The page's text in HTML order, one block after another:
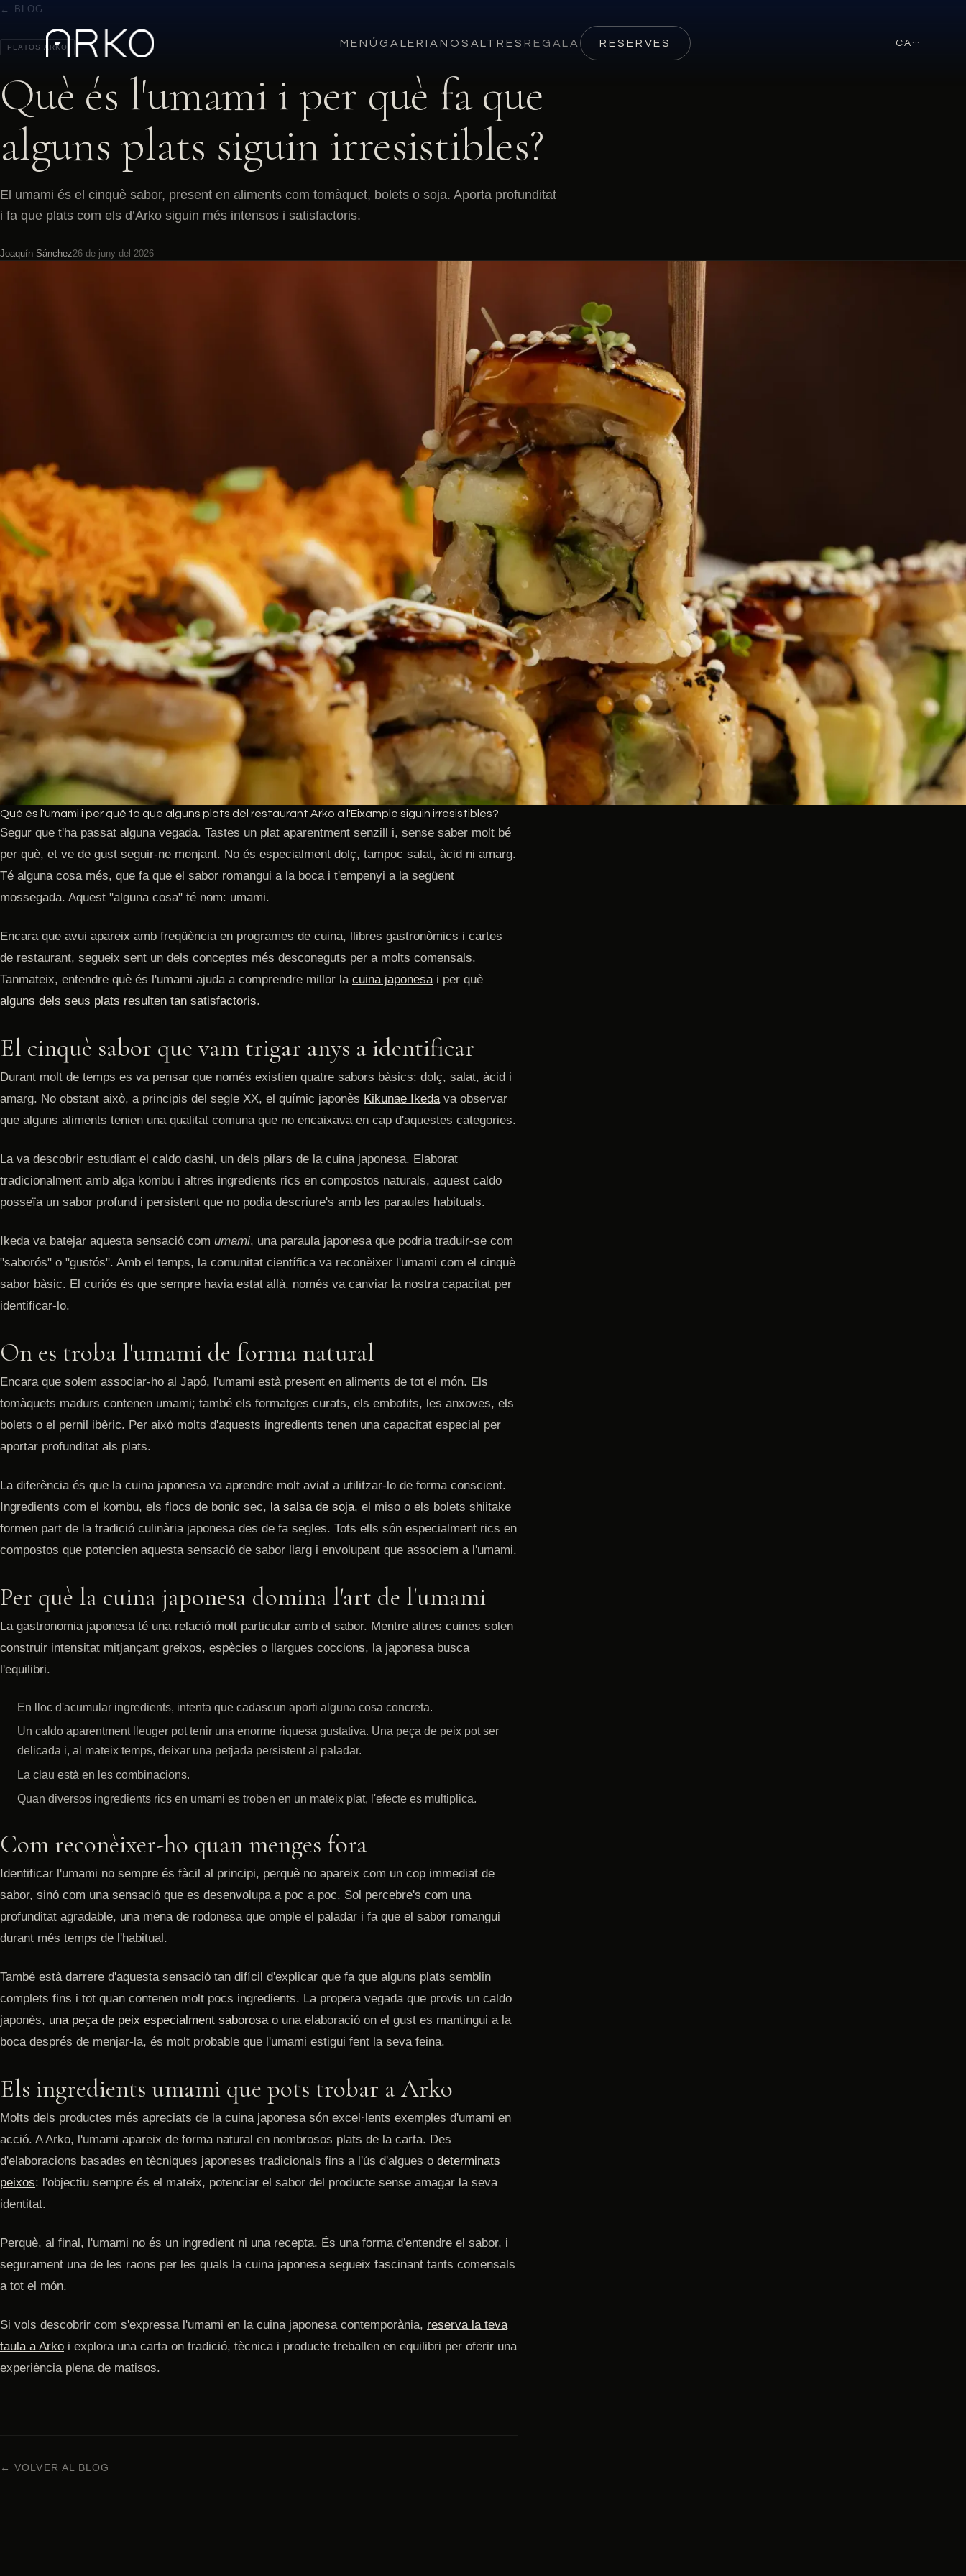
MENÚ GALERIA NOSALTRES REGALA RESERVES CA ···
← BLOG
PLATOS ARKO
Què és l'umami i per què fa que
alguns plats siguin irresistibles?
El umami és el cinquè sabor, present en aliments com tomàquet, bolets o soja. Aporta profunditat
i fa que plats com els d’Arko siguin més intensos i satisfactoris.
Joaquín Sánchez26 de juny del 2026
Què és l'umami i per què fa que alguns plats del restaurant Arko a l'Eixample siguin irresistibles?
Segur que t'ha passat alguna vegada. Tastes un plat aparentment senzill i, sense saber molt bé
per què, et ve de gust seguir-ne menjant. No és especialment dolç, tampoc salat, àcid ni amarg.
Té alguna cosa més, que fa que el sabor romangui a la boca i t'empenyi a la següent
mossegada. Aquest "alguna cosa" té nom: umami.
Encara que avui apareix amb freqüència en programes de cuina, llibres gastronòmics i cartes
de restaurant, segueix sent un dels conceptes més desconeguts per a molts comensals.
Tanmateix, entendre què és l'umami ajuda a comprendre millor la cuina japonesai per què
alguns dels seus plats resulten tan satisfactoris.
El cinquè sabor que vam trigar anys a identificar
Durant molt de temps es va pensar que només existien quatre sabors bàsics: dolç, salat, àcid i
amarg. No obstant això, a principis del segle XX, el químic japonès Kikunae Ikedava observar
que alguns aliments tenien una qualitat comuna que no encaixava en cap d'aquestes categories.
La va descobrir estudiant el caldo dashi, un dels pilars de la cuina japonesa. Elaborat
tradicionalment amb alga kombu i altres ingredients rics en compostos naturals, aquest caldo
posseïa un sabor profund i persistent que no podia descriure's amb les paraules habituals.
Ikeda va batejar aquesta sensació com umami, una paraula japonesa que podria traduir-se com
"saborós" o "gustós". Amb el temps, la comunitat científica va reconèixer l'umami com el cinquè
sabor bàsic. El curiós és que sempre havia estat allà, només va canviar la nostra capacitat per
identificar-lo.
On es troba l'umami de forma natural
Encara que solem associar-ho al Japó, l'umami està present en aliments de tot el món. Els
tomàquets madurs contenen umami; també els formatges curats, els embotits, les anxoves, els
bolets o el pernil ibèric. Per això molts d'aquests ingredients tenen una capacitat especial per
aportar profunditat als plats.
La diferència és que la cuina japonesa va aprendre molt aviat a utilitzar-lo de forma conscient.
Ingredients com el kombu, els flocs de bonic sec, la salsa de soja, el miso o els bolets shiitake
formen part de la tradició culinària japonesa des de fa segles. Tots ells són especialment rics en
compostos que potencien aquesta sensació de sabor llarg i envolupant que associem a l'umami.
Per què la cuina japonesa domina l'art de l'umami
La gastronomia japonesa té una relació molt particular amb el sabor. Mentre altres cuines solen
construir intensitat mitjançant greixos, espècies o llargues coccions, la japonesa busca
l'equilibri.
En lloc d'acumular ingredients, intenta que cadascun aporti alguna cosa concreta.
Un caldo aparentment lleuger pot tenir una enorme riquesa gustativa. Una peça de peix pot ser
delicada i, al mateix temps, deixar una petjada persistent al paladar.
La clau està en les combinacions.
Quan diversos ingredients rics en umami es troben en un mateix plat, l'efecte es multiplica.
Com reconèixer-ho quan menges fora
Identificar l'umami no sempre és fàcil al principi, perquè no apareix com un cop immediat de
sabor, sinó com una sensació que es desenvolupa a poc a poc. Sol percebre's com una
profunditat agradable, una mena de rodonesa que omple el paladar i fa que el sabor romangui
durant més temps de l'habitual.
També està darrere d'aquesta sensació tan difícil d'explicar que fa que alguns plats semblin
complets fins i tot quan contenen molt pocs ingredients. La propera vegada que provis un caldo
japonès, una peça de peix especialment saborosao una elaboració on el gust es mantingui a la
boca després de menjar-la, és molt probable que l'umami estigui fent la seva feina.
Els ingredients umami que pots trobar a Arko
Molts dels productes més apreciats de la cuina japonesa són excel·lents exemples d'umami en
acció. A Arko, l'umami apareix de forma natural en nombrosos plats de la carta. Des
d'elaboracions basades en tècniques japoneses tradicionals fins a l'ús d'algues o determinats
peixos: l'objectiu sempre és el mateix, potenciar el sabor del producte sense amagar la seva
identitat.
Perquè, al final, l'umami no és un ingredient ni una recepta. És una forma d'entendre el sabor, i
segurament una de les raons per les quals la cuina japonesa segueix fascinant tants comensals
a tot el món.
Si vols descobrir com s'expressa l'umami en la cuina japonesa contemporània, reserva la teva
taula a Arko i explora una carta on tradició, tècnica i producte treballen en equilibri per oferir una
experiència plena de matisos.
← VOLVER AL BLOG